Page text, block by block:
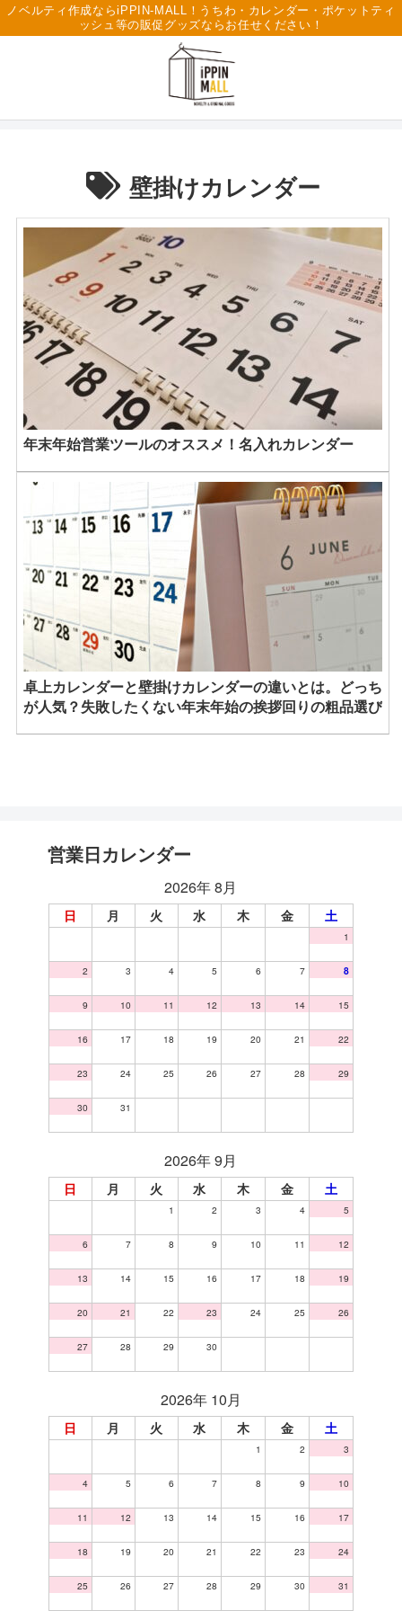
ノベルティ作成ならiPPIN-MALL！うちわ・カレンダー・ポケットティ
ッシュ等の販促グッズならお任せください！
壁掛けカレンダー
年末年始営業ツールのオススメ！名入れカレンダー
卓上カレンダーと壁掛けカレンダーの違いとは。どっち
が人気？失敗したくない年末年始の挨拶回りの粗品選び
営業日カレンダー
2026年 8月
日 月 火 水 木 金 土
1
2 3 4 5 6 7 8
9 10 11 12 13 14 15
16 17 18 19 20 21 22
23 24 25 26 27 28 29
30 31
2026年 9月
日 月 火 水 木 金 土
1 2 3 4 5
6 7 8 9 10 11 12
13 14 15 16 17 18 19
20 21 22 23 24 25 26
27 28 29 30
2026年 10月
日 月 火 水 木 金 土
1 2 3
4 5 6 7 8 9 10
11 12 13 14 15 16 17
18 19 20 21 22 23 24
25 26 27 28 29 30 31